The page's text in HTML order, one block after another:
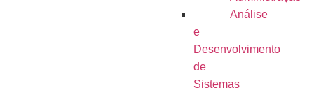
Análise
e
Desenvolvimento
de
Sistemas